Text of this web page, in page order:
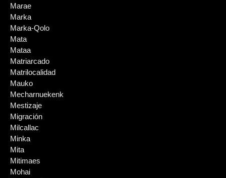
Marae
Marka
Marka-Qolo
Mata
Mataa
Matriarcado
Matrilocalidad
Mauko
Mecharnuekenk
Mestizaje
Migración
Milcallac
Minka
Mita
Mitimaes
Mohai